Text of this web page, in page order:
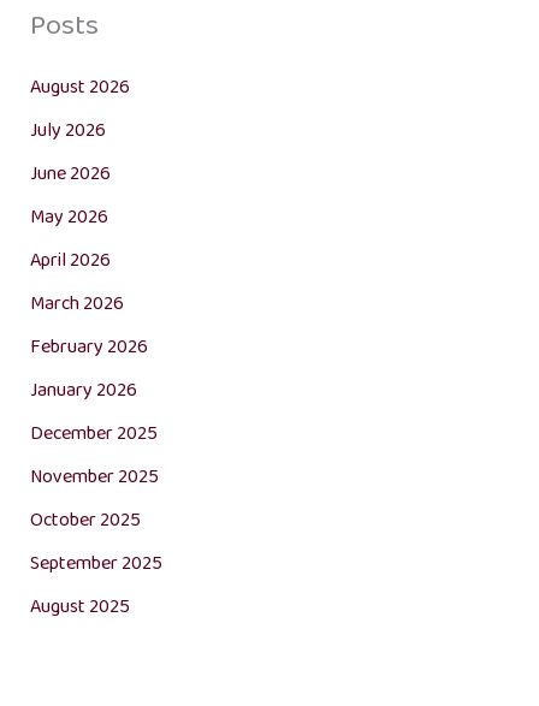
Posts
August 2026
July 2026
June 2026
May 2026
April 2026
March 2026
February 2026
January 2026
December 2025
November 2025
October 2025
September 2025
August 2025